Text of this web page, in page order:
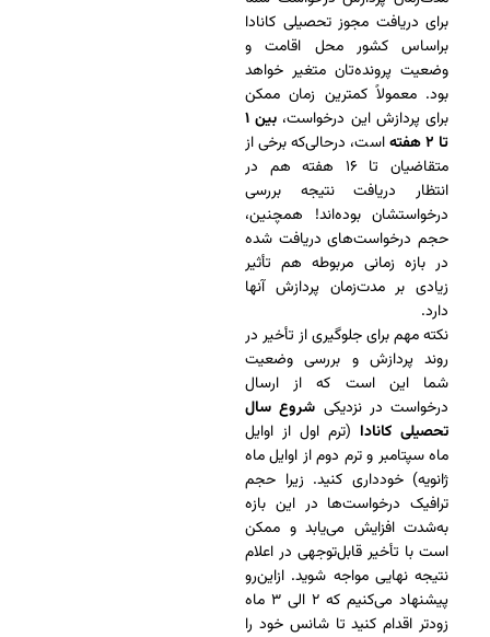
برای دریافت مجوز تحصیلی کانادا
براساس کشور محل اقامت و
وضعیت پرونده‌تان متغیر خواهد
بود. معمولاً کمترین زمان ممکن
برای پردازش این درخواست،
بین ۱
تا ۲ هفته
است، درحالی‌که برخی از
متقاضیان تا ۱۶ هفته هم در
انتظار دریافت نتیجه بررسی
درخواستشان بوده‌اند! همچنین،
حجم درخواست‌های دریافت شده
در بازه زمانی مربوطه هم تأثیر
زیادی بر مدت‌زمان پردازش آنها
دارد.
نکته مهم برای جلوگیری از تأخیر در
روند پردازش و بررسی وضعیت
شما این است که از ارسال
درخواست در نزدیکی شروع سال
تحصیلی کانادا (ترم اول از اوایل
ماه سپتامبر و ترم دوم از اوایل ماه
ژانویه) خودداری کنید. زیرا حجم
ترافیک درخواست‌ها در این بازه
به‌شدت افزایش می‌یابد و ممکن
است با تأخیر قابل‌توجهی در اعلام
نتیجه نهایی مواجه شوید. ازاین‌رو
پیشنهاد می‌کنیم که ۲ الی ۳ ماه
زودتر اقدام کنید تا شانس خود را